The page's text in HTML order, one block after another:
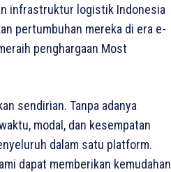
infrastruktur logistik Indonesia
pertumbuhan mereka di era e-
penghargaan Most
sendirian. Tanpa adanya
modal, dan kesempatan
dalam satu platform.
dapat memberikan kemudahan